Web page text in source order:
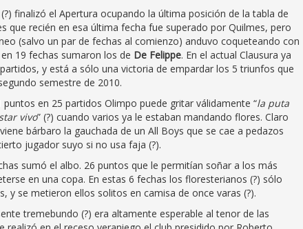
finalizó el Apertura ocupando la última posición de la tabla de
que recién en esa última fecha fue superado por Quilmes, pero
(salvo un par de fechas al comienzo) anduvo coqueteando con
19 fechas sumaron los de De Felippe. En el actual Clausura ya
y está a sólo una victoria de empardar los 5 triunfos que
semestre de 2010.
en 25 partidos Olimpo puede gritar válidamente “la puta
vivo” (?) cuando varios ya le estaban mandando flores. Claro
bárbaro la gauchada de un All Boys que se cae a pedazos
jugador suyo si no usa faja (?).
sumó el albo. 26 puntos que le permitían soñar a los más
en una copa. En estas 6 fechas los floresterianos (?) sólo
y se metieron ellos solitos en camisa de once varas (?).
tremebundo (?) era altamente esperable al tenor de las